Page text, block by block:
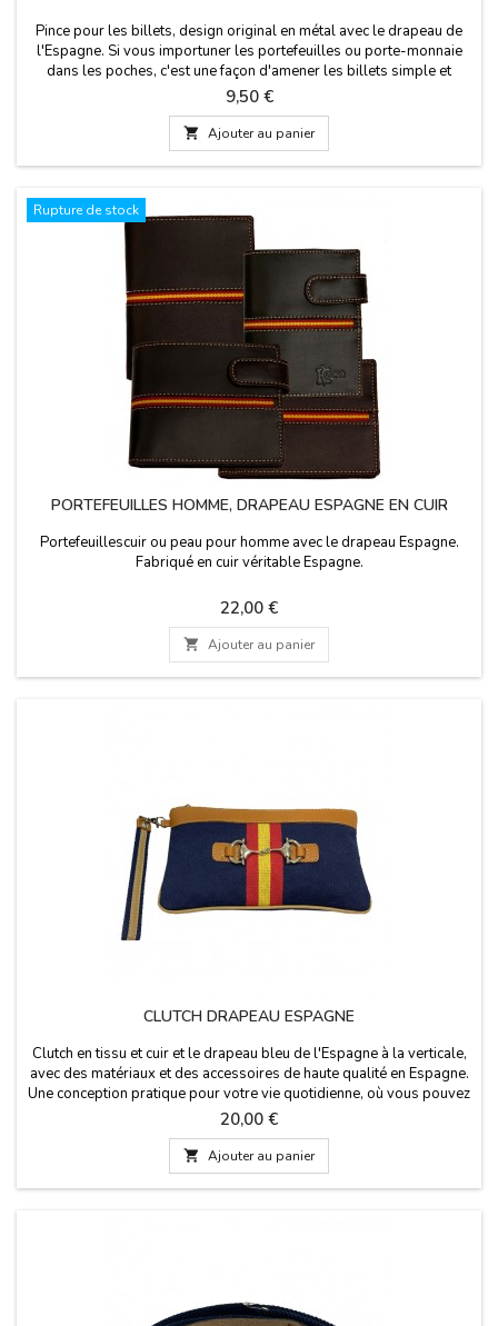
Pince pour les billets, design original en métal avec le drapeau de
l'Espagne. Si vous importuner les portefeuilles ou porte-monnaie
dans les poches, c'est une façon d'amener les billets simple et
confortable. Un clip en métal pour la fixation de votre monnaie. Un
cadeau pratique pour l'homme qui n'aime pas porter quoi que ce
soit dans les poches. Mesure:...
Prix
9,50 €
 Ajouter au panier
Rupture de stock
PORTEFEUILLES HOMME, DRAPEAU ESPAGNE EN CUIR
Portefeuillescuir ou peau pour homme avec le drapeau Espagne.
Fabriqué en cuir véritable Espagne.
Prix
22,00 €
 Ajouter au panier
CLUTCH DRAPEAU ESPAGNE
Clutch en tissu et cuir et le drapeau bleu de l'Espagne à la verticale,
avec des matériaux et des accessoires de haute qualité en Espagne.
Une conception pratique pour votre vie quotidienne, où vous pouvez
prendre vos divers accessoires. Dimensions: 27 cm x 16 cm
Prix
20,00 €
 Ajouter au panier